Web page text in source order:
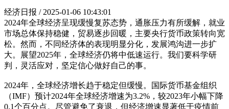
经济日报 / 2025-01-06 10:43:01
2024年全球经济呈现缓慢复苏态势，通胀压力有所缓解，就业
市场总体保持稳健，贸易逐步回暖，主要央行货币政策转向宽
松。然而，不同经济体的表现明显分化，发展鸿沟进一步扩
大。展望2025年，全球经济仍将中低速运行。我们要科学研
判，灵活应对，坚定信心做好自己的事。
2024年，全球经济增长趋于稳定但缓慢。国际货币基金组织
（IMF）预计2024年全球经济增速为3.2%，较2023年小幅下降
0.1个百分点。尽管避免了衰退，但经济增速显著低于疫情前